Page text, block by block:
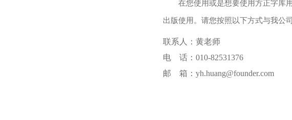
在您使用或是想要使用方正字库
出版使用。请您按照以下方式与我公
联系人：黄老师
电 话：010-82531376
邮 箱：yh.huang@founder.com